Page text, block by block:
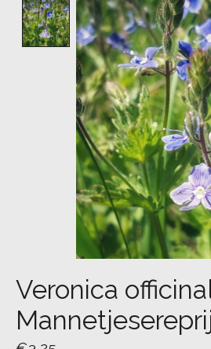
Product image
Veronica